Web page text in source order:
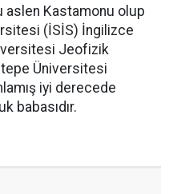
aslen Kastamonu olup
(İSİS) İngilizce
Jeofizik
Üniversitesi
iyi derecede
babasıdır.